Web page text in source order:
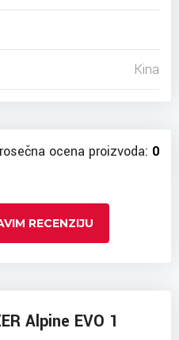
Kina
ocena proizvoda: 0
RECENZIJU
Alpine EVO 1